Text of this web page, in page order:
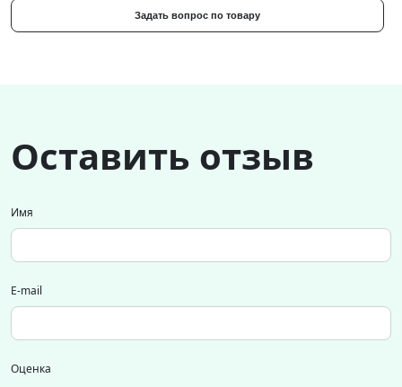
Задать вопрос по товару
Оставить отзыв
Имя
E-mail
Оценка